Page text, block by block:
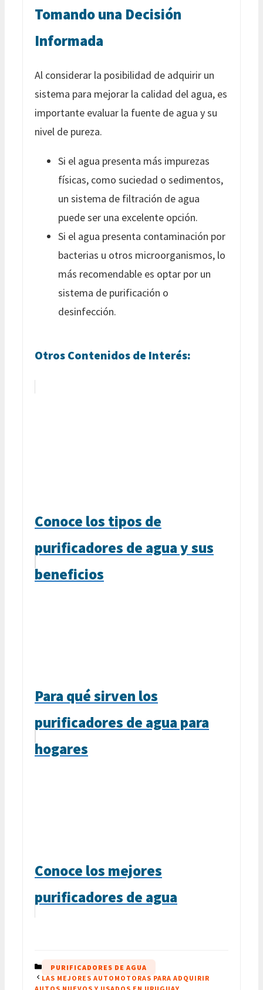
Tomando una Decisión
Informada
Al considerar la posibilidad de adquirir un
sistema para mejorar la calidad del agua, es
importante evaluar la fuente de agua y su
nivel de pureza.
Si el agua presenta más impurezas
físicas, como suciedad o sedimentos,
un sistema de filtración de agua
puede ser una excelente opción.
Si el agua presenta contaminación por
bacterias u otros microorganismos, lo
más recomendable es optar por un
sistema de purificación o
desinfección.
Otros Contenidos de Interés:
Conoce los tipos de
purificadores de agua y sus
beneficios
Para qué sirven los
purificadores de agua para
hogares
Conoce los mejores
purificadores de agua
CATEGORÍAS
PURIFICADORES DE AGUA
LAS MEJORES AUTOMOTORAS PARA ADQUIRIR